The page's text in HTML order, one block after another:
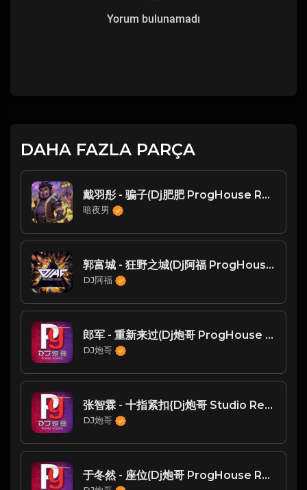
Yorum bulunamadı
DAHA FAZLA PARÇA
戴羽彤 - 骗子(Dj肥肥 ProgHouse Rmx 2024)
暗夜男
郭富城 - 狂野之城(Dj阿福 ProgHouse Rmx 2025 粤语)
DJ阿福
郎军 - 重新来过(Dj炮哥 ProgHouse Mix)
DJ炮哥
张智霖 - 十指紧扣{Dj炮哥 Studio Remix}
DJ炮哥
于冬然 - 座位(Dj炮哥 ProgHouse Rmx 2025)